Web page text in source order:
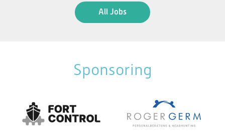
All Jobs
Sponsoring